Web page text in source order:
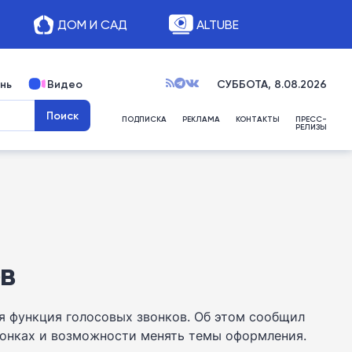
ДОМ И САД ALTUBE
Видео СУББОТА, 8.08.2026
ПОДПИСКА РЕКЛАМА КОНТАКТЫ ПРЕСС-
РЕЛИЗЫ
функция голосовых звонков. Об этом сообщил
и возможности менять темы оформления.